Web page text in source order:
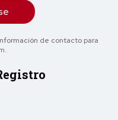
de contacto para